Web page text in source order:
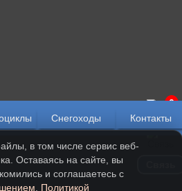
Снегоходы Контакты
0
в том числе сервис веб-
Оставаясь на сайте, вы
и соглашаетесь с
Политикой